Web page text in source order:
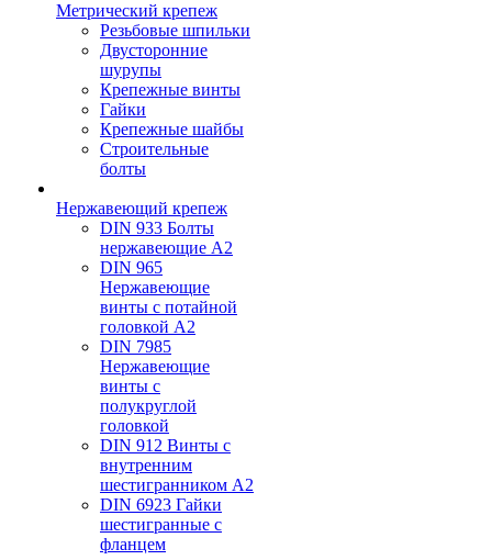
Метрический крепеж
Резьбовые шпильки
Двусторонние
шурупы
Крепежные винты
Гайки
Крепежные шайбы
Строительные
болты
Нержавеющий крепеж
DIN 933 Болты
нержавеющие А2
DIN 965
Нержавеющие
винты с потайной
головкой А2
DIN 7985
Нержавеющие
винты с
полукруглой
головкой
DIN 912 Винты с
внутренним
шестигранником А2
DIN 6923 Гайки
шестигранные с
фланцем